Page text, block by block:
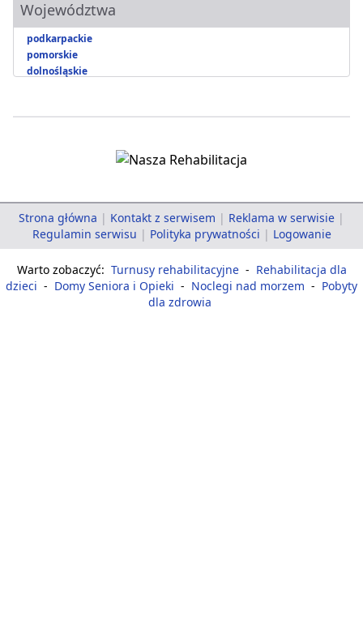
Województwa
podkarpackie
pomorskie
dolnośląskie
Strona główna | Kontakt z serwisem | Reklama w serwisie |
Regulamin serwisu | Polityka prywatności | Logowanie
Warto zobaczyć: Turnusy rehabilitacyjne - Rehabilitacja dla
dzieci - Domy Seniora i Opieki - Noclegi nad morzem - Pobyty
dla zdrowia